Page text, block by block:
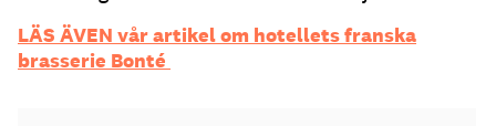
LÄS ÄVEN vår artikel om hotellets franska
brasserie Bonté